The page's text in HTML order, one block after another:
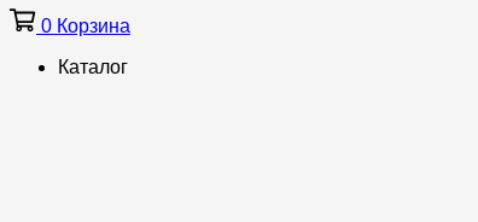
0 Корзина
Каталог